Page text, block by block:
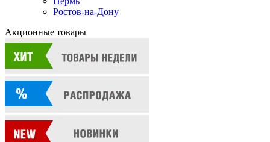
Ростов-на-Дону
Акционные товары